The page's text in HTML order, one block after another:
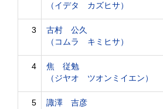
（イデタ カズヒサ）
3
古村 公久
（コムラ キミヒサ）
4
焦 従勉
（ジヤオ ツオンミイエン）
5
諏澤 吉彦